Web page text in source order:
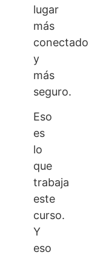
lugar
más
conectado
y
más
seguro.
Eso
es
lo
que
trabaja
este
curso.
Y
eso